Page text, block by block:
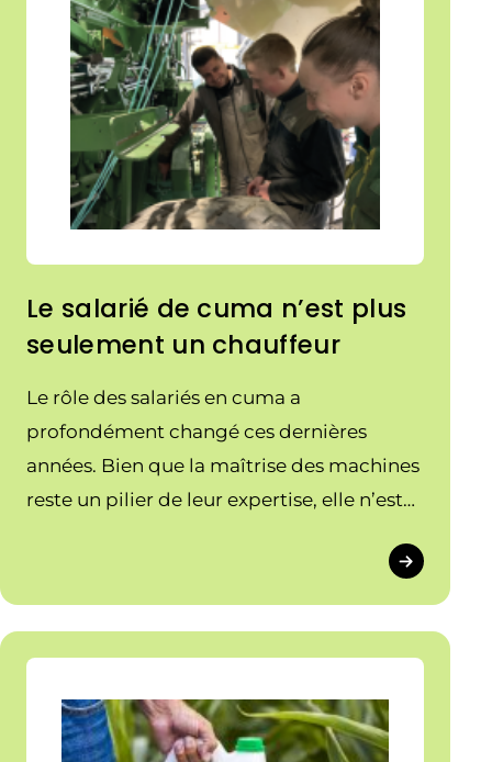
Le salarié de cuma n’est plus
seulement un chauffeur
Le rôle des salariés en cuma a
profondément changé ces dernières
années. Bien que la maîtrise des machines
reste un pilier de leur expertise, elle n’est